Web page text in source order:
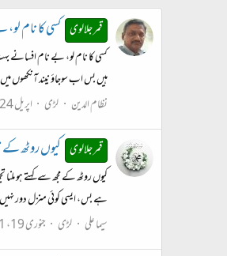
قمر جلالوی کسی کا نام
کسی کا نام لو، بے نام افسانے
ہیں بس اب سوجاؤ نیند آنکھوں
نظام الدین
لڑی اپریل 24، 2015
قمر جلالوی کیوں روٹھ کے
کیوں روٹھ کے مجھ سے کہتے ہو
ہے بس، ایسی کوئی منزل دور
سیما علی لڑی جنوری 19، 2021